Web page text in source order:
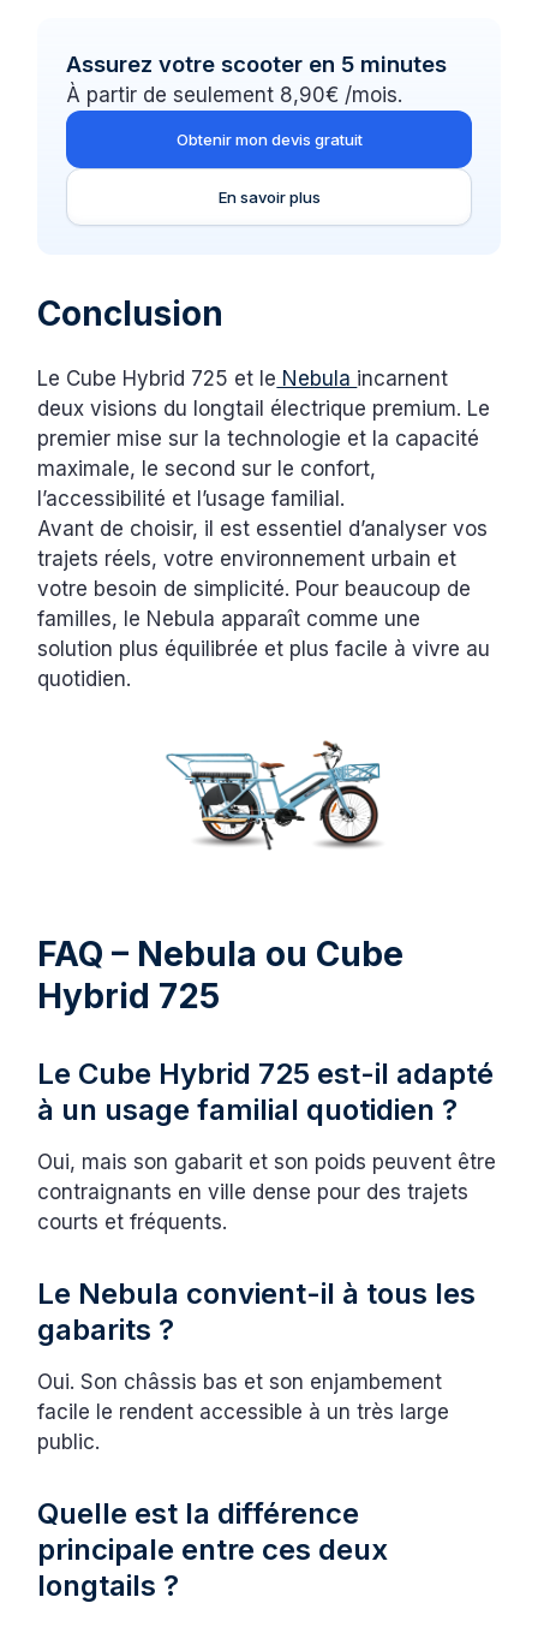
Assurez votre scooter en 5 minutes
À partir de seulement 8,90€ /mois.
Obtenir mon devis gratuit
En savoir plus
Conclusion
Le Cube Hybrid 725 et le Nebula incarnent
deux visions du longtail électrique premium. Le
premier mise sur la technologie et la capacité
maximale, le second sur le confort,
l’accessibilité et l’usage familial.
Avant de choisir, il est essentiel d’analyser vos
trajets réels, votre environnement urbain et
votre besoin de simplicité. Pour beaucoup de
familles, le Nebula apparaît comme une
solution plus équilibrée et plus facile à vivre au
quotidien.
FAQ – Nebula ou Cube
Hybrid 725
Le Cube Hybrid 725 est-il adapté
à un usage familial quotidien ?
Oui, mais son gabarit et son poids peuvent être
contraignants en ville dense pour des trajets
courts et fréquents.
Le Nebula convient-il à tous les
gabarits ?
Oui. Son châssis bas et son enjambement
facile le rendent accessible à un très large
public.
Quelle est la différence
principale entre ces deux
longtails ?